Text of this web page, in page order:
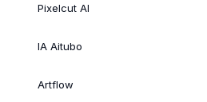
Pixelcut AI
IA Aitubo
Artflow